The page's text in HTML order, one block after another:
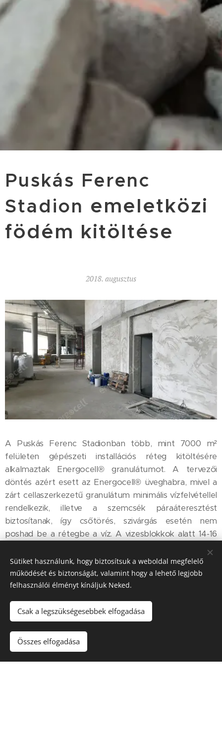
Puskás Ferenc
Stadion emeletközi
födém kitöltése
2018. augusztus
A Puskás Ferenc Stadionban több, mint 7000 m²
felületen gépészeti installációs réteg kitöltésére
alkalmaztak Energocell® granulátumot. A tervezői
döntés azért esett az Energocell® üveghabra, mivel a
zárt cellaszerkezetű granulátum minimális vízfelvétellel
rendelkezik, illetve a szemcsék páraáteresztést
biztosítanak, így csőtörés, szivárgás esetén nem
poshad be a rétegbe a víz. A vizesblokkok alatt 14-16
granulátum került beépítésre. Mivel az üveghab
rétegben gépészeti csővezetékeket helyeztek el, így a
kézi hengeres bedolgozási módszer bizonyult a
Sütiket használunk, hogy biztosítsuk a weboldal megfelelő
működését és biztonságát, valamint hogy a lehető legjobb
felhasználói élményt kínáljuk Neked.
Csak a legszükségesebbek elfogadása
Összes elfogadása